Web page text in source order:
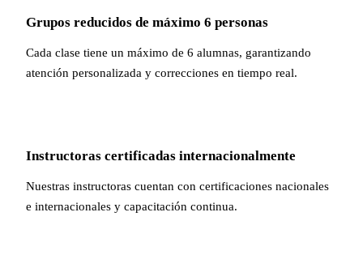
Grupos reducidos de máximo 6 personas
Cada clase tiene un máximo de 6 alumnas, garantizando
atención personalizada y correcciones en tiempo real.
Instructoras certificadas internacionalmente
Nuestras instructoras cuentan con certificaciones nacionales
e internacionales y capacitación continua.